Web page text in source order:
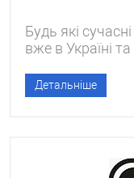
Будь які
вже в Україні
Детальніше